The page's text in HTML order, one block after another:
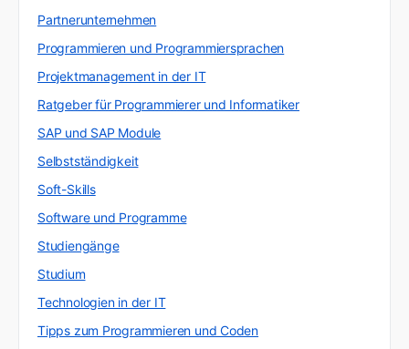
Partnerunternehmen
Programmieren und Programmiersprachen
Projektmanagement in der IT
Ratgeber für Programmierer und Informatiker
SAP und SAP Module
Selbstständigkeit
Soft-Skills
Software und Programme
Studiengänge
Studium
Technologien in der IT
Tipps zum Programmieren und Coden